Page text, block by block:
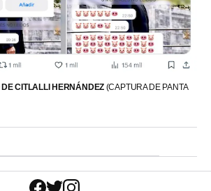
CITLALLI HERNÁNDEZ (CAPTURA DE PANTA